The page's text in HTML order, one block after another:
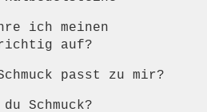
ich meinen
richtig auf?
passt zu mir?
Schmuck?